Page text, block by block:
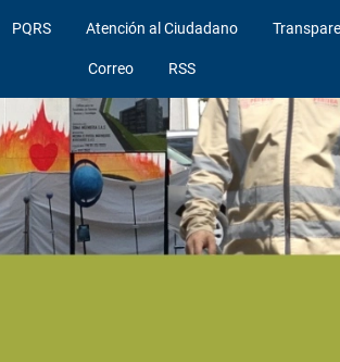
PQRS Atención al Ciudadano
Correo RSS